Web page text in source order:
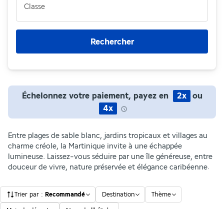
Classe
Rechercher
Échelonnez votre paiement, payez en 2x
ou
4x
Entre plages de sable blanc, jardins tropicaux et villages au
charme créole, la Martinique invite à une échappée
lumineuse. Laissez-vous séduire par une île généreuse, entre
douceur de vivre, nature préservée et élégance caribéenne.
Trier par : Recommandé Destination Thème